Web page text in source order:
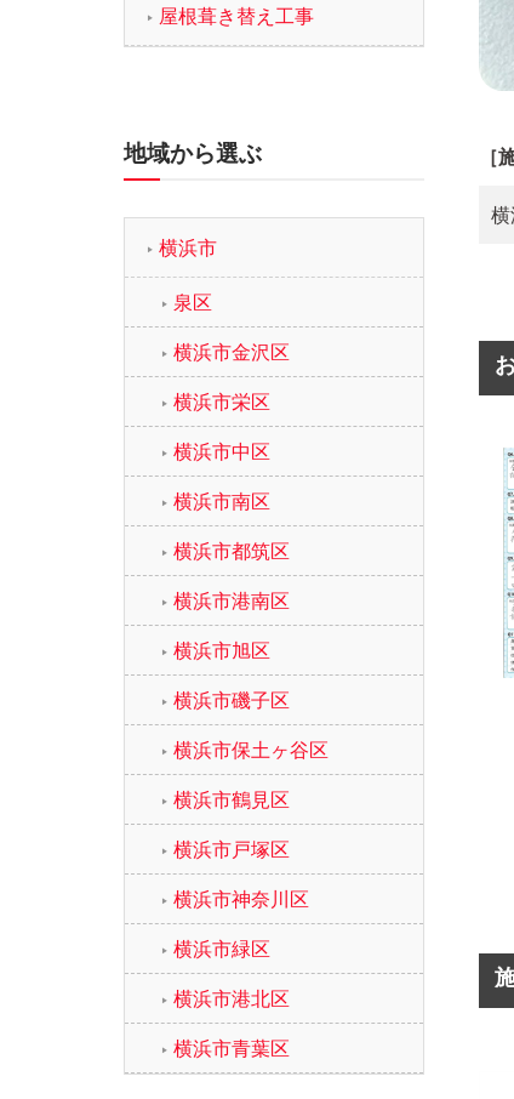
［
屋根葺き替え工事
地域から選ぶ
横浜市
泉区
横浜市金沢区
横浜市栄区
横浜市中区
横浜市南区
横浜市都筑区
横浜市港南区
横浜市旭区
横浜市磯子区
横浜市保土ヶ谷区
横浜市鶴見区
横浜市戸塚区
横浜市神奈川区
横浜市緑区
横浜市港北区
横浜市青葉区